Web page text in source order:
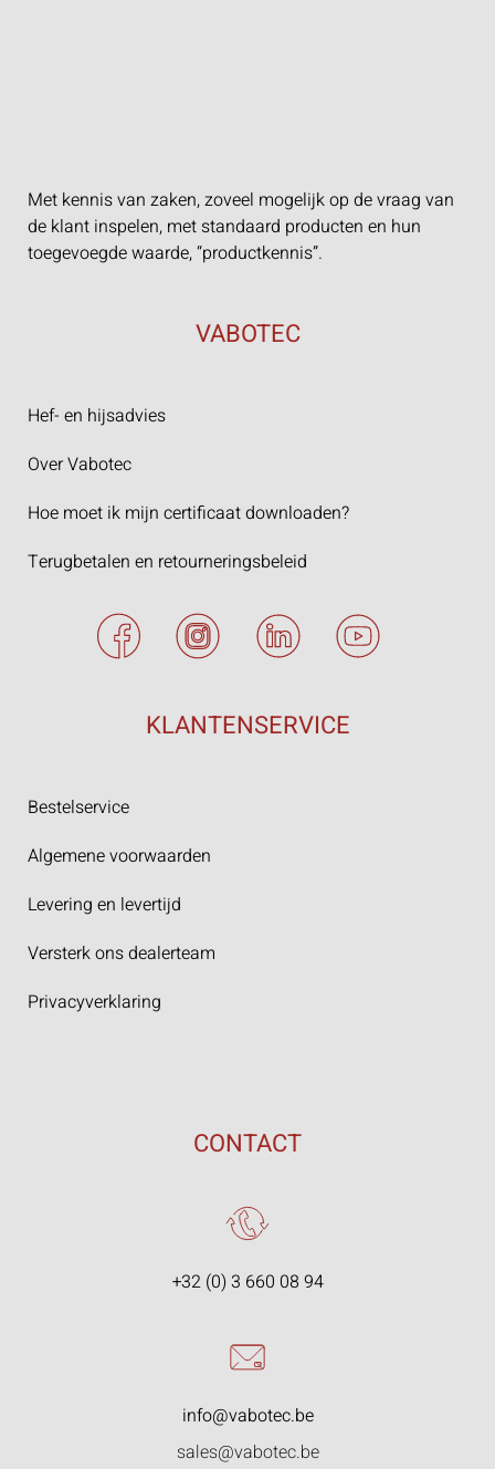
Met kennis van zaken, zoveel mogelijk op de vraag van
de klant inspelen, met standaard producten en hun
toegevoegde waarde, “productkennis”.
VABOTEC
Hef- en hijsadvies
Over Vabotec
Hoe moet ik mijn certificaat downloaden?
Terugbetalen en retourneringsbeleid
KLANTENSERVICE
Bestelservice
Algemene voorwaarden
Levering en levertijd
Versterk ons dealerteam
Privacyverklaring
CONTACT
+32 (0) 3 660 08 94
info@vabotec.be
sales@vabotec.be